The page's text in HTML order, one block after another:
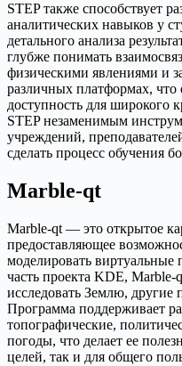
STEP также способствует
аналитических навыков у
детального анализа
глубже понимать
физическими явлениями и
различных платформах, что
доступность для широкого
STEP незаменимым
учреждений,
сделать процесс обучения
Marble-qt
Marble-qt — это открытое
предоставляющее
моделировать виртуальные
часть проекта KDE, Marble-
исследовать Землю, другие
Программа поддерживает
топографические,
погоды, что делает ее
целей, так и для общего